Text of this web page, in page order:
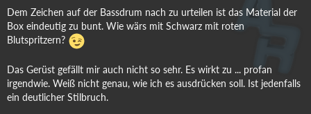
Dem Zeichen auf der Bassdrum nach zu urteilen ist das Material der
Box eindeutig zu bunt. Wie wärs mit Schwarz mit roten
Blutspritzern?
Das Gerüst gefällt mir auch nicht so sehr. Es wirkt zu ... profan
irgendwie. Weiß nicht genau, wie ich es ausdrücken soll. Ist jedenfalls
ein deutlicher Stilbruch.